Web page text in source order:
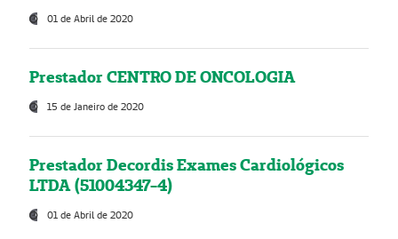
01 de Abril de 2020
Prestador CENTRO DE ONCOLOGIA
15 de Janeiro de 2020
Prestador Decordis Exames Cardiológicos
LTDA (51004347-4)
01 de Abril de 2020